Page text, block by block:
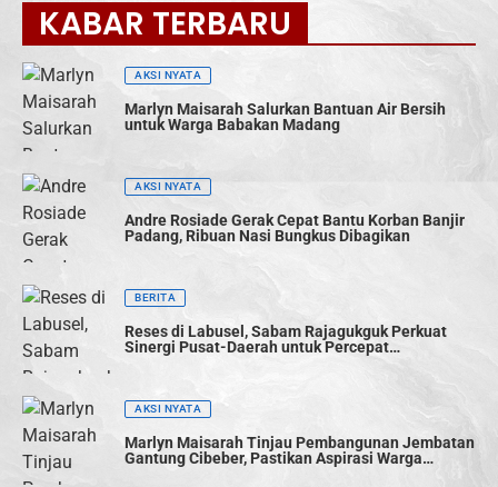
KABAR TERBARU
AKSI NYATA
Marlyn Maisarah Salurkan Bantuan Air Bersih
untuk Warga Babakan Madang
AKSI NYATA
Andre Rosiade Gerak Cepat Bantu Korban Banjir
Padang, Ribuan Nasi Bungkus Dibagikan
BERITA
Reses di Labusel, Sabam Rajagukguk Perkuat
Sinergi Pusat-Daerah untuk Percepat
AKSI NYATA
Marlyn Maisarah Tinjau Pembangunan Jembatan
Gantung Cibeber, Pastikan Aspirasi Warga